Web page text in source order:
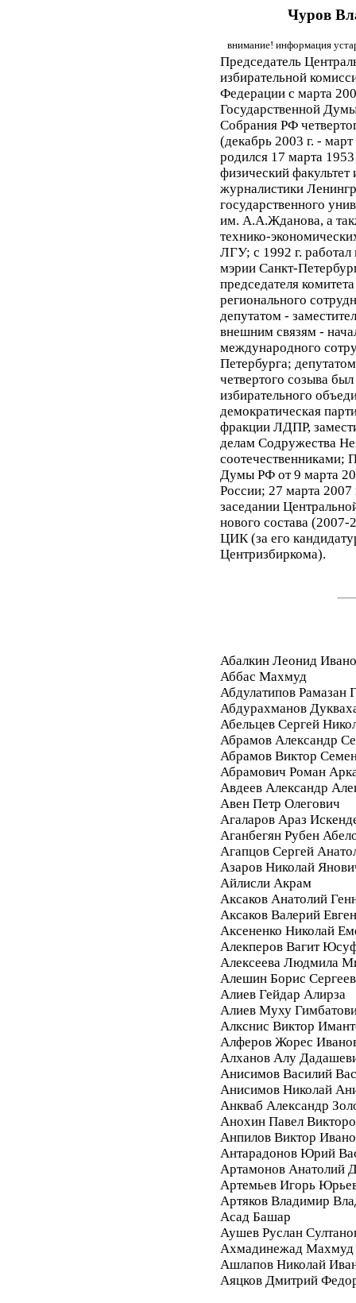
Чуров
внимание! информация
Председатель
избирательной
Федерации с марта
Государственной
Собрания РФ
(декабрь 2003 г. - март
родился 17 марта 1953
физический факультет
журналистики
государственного
им. А.А.Жданова, а
технико-
ЛГУ; с 1992 г.
мэрии Санкт-
председателя
регионального
депутатом -
внешним связям -
международного
Петербурга;
четвертого созыва
избирательного
демократическая
фракции ЛДПР,
делам Содружества
соотечественниками;
Думы РФ от 9 марта
России; 27 марта 2007
заседании
нового состава
ЦИК (за его
Центризбиркома).
Абалкин Леонид
Аббас Махмуд
Абдулатипов Рамазан
Абдурахманов
Абельцев Сергей
Абрамов Александр
Абрамов Виктор
Абрамович Роман
Авдеев Александр
Авен Петр Олегович
Агаларов Араз
Аганбегян Рубен
Агапцов Сергей
Азаров Николай
Айлисли Акрам
Аксаков Анатолий
Аксаков Валерий
Аксененко Николай
Алекперов Вагит
Алексеева Людмила
Алешин Борис
Алиев Гейдар Алирза
Алиев Муху
Алкснис Виктор
Алферов Жорес
Алханов Алу
Анисимов Василий
Анисимов Николай
Анкваб Александр
Анохин Павел
Анпилов Виктор
Антарадонов Юрий
Артамонов Анатолий
Артемьев Игорь
Артяков Владимир
Асад Башар
Аушев Руслан
Ахмадинежад Махмуд
Ашлапов Николай
Аяцков Дмитрий